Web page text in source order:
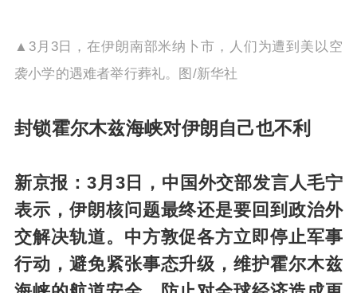
▲3月3日，在伊朗南部米纳卜市，人们为遭到美以空
袭小学的遇难者举行葬礼。图/新华社
封锁霍尔木兹海峡对伊朗自己也不利
新京报：3月3日，中国外交部发言人毛宁
表示，伊朗核问题最终还是要回到政治外
交解决轨道。中方敦促各方立即停止军事
行动，避免紧张事态升级，维护霍尔木兹